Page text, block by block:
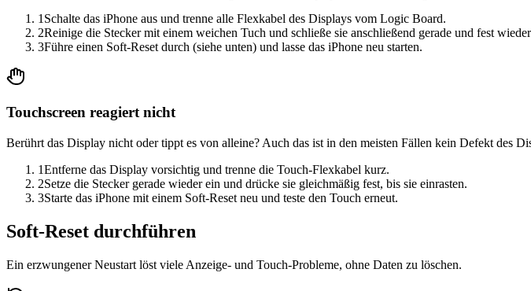
1 Schalte das iPhone aus und trenne alle Flexkabel des Displays vom Logic Board.
2Reinige die Stecker mit einem weichen Tuch und schließe sie anschließend gerade und fest
3Führe einen Soft-Reset durch (siehe unten) und lasse das iPhone neu starten.
Touchscreen reagiert nicht
Berührt das Display nicht oder tippt es von alleine? Auch das ist in den meisten Fällen kein Defekt des
1Entferne das Display vorsichtig und trenne die Touch-Flexkabel kurz.
2Setze die Stecker gerade wieder ein und drücke sie gleichmäßig fest, bis sie einrasten.
3Starte das iPhone mit einem Soft-Reset neu und teste den Touch erneut.
Soft-Reset durchführen
Ein erzwungener Neustart löst viele Anzeige- und Touch-Probleme, ohne Daten zu löschen.